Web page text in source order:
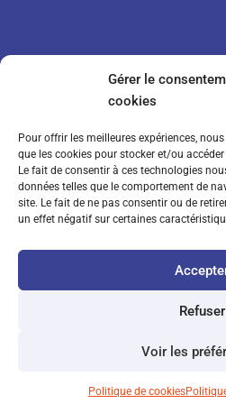
Gérer le
cookies
Pour offrir les meilleures expériences,
que les cookies pour stocker et/ou
Le fait de consentir à ces technologies
données telles que le comportement de
site. Le fait de ne pas consentir ou de
un effet négatif sur certaines
Refuser
Voir les
Politique de cookies